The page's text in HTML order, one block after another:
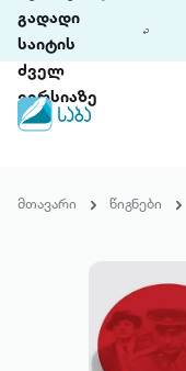
გადადი
საიტის
ძველ
ვერსიაზე
თინეთი
ჩვენ შესახებ
მთავარი წიგნები